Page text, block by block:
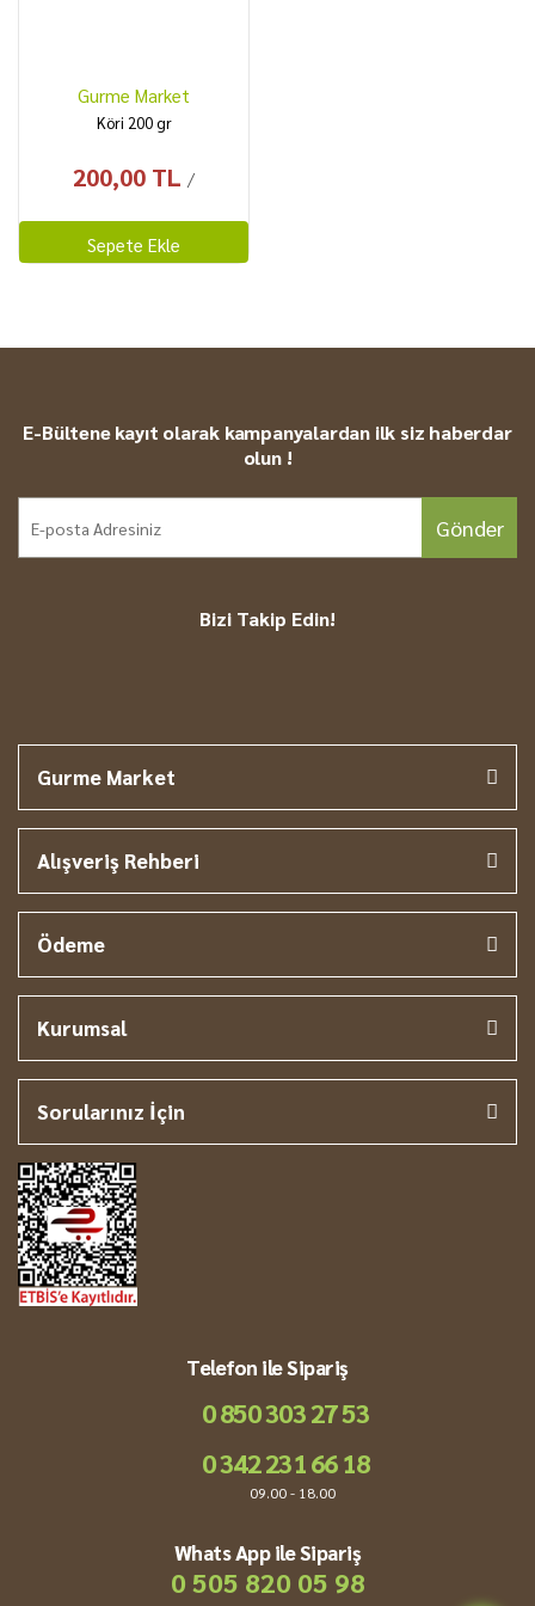
Gurme Market
Köri 200 gr
200,00 TL /
Sepete Ekle
E-Bültene kayıt olarak kampanyalardan ilk siz haberdar
olun !
Gönder
Bizi Takip Edin!
Gurme Market
Alışveriş Rehberi
Ödeme
Kurumsal
Sorularınız İçin
Telefon ile Sipariş
0 850 303 27 53
0 342 231 66 18
09.00 - 18.00
Whats App ile Sipariş
0 505 820 05 98